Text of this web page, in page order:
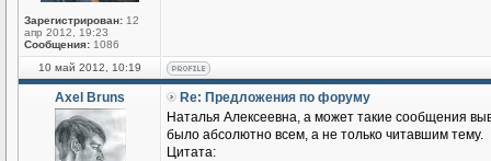
Зарегистрирован: 12
апр 2012, 19:23
Сообщения: 1086
10 май 2012, 10:19
Axel Bruns
Re: Предложения по форуму
Наталья Алексеевна, а может такие сообщения
было абсолютно всем, а не только читавшим тему.
Цитата: